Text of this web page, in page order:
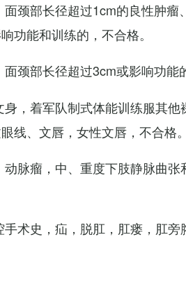
面颈部长径超过1cm的良性肿
功能和训练的，不合格。
颈部长径超过3cm或影响功能
身，着军队制式体能训练服其
线、文唇，女性文唇，不合格。
动脉瘤，中、重度下肢静脉曲
手术史，疝，脱肛，肛瘘，肛旁